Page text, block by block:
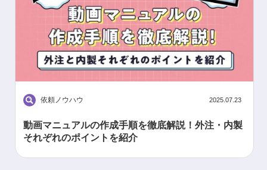
依頼ノウハウ 2025.07.23
動画マニュアルの作成手順を徹底解説！外注・内製
それぞれのポイントを紹介